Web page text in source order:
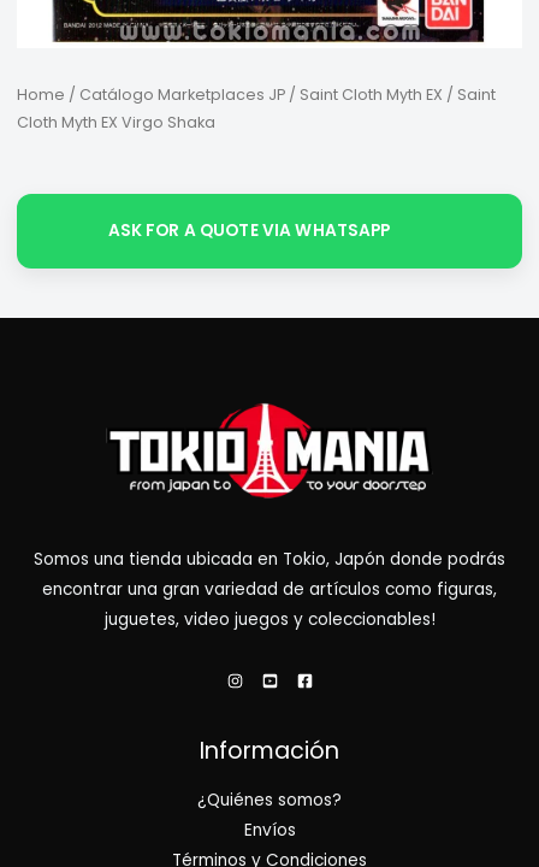
Home / Catálogo Marketplaces JP/ Saint Cloth Myth EX / Saint
Cloth Myth EX Virgo Shaka
ASK FOR A QUOTE VIA WHATSAPP
Somos una tienda ubicada en Tokio, Japón donde podrás
encontrar una gran variedad de artículos como figuras,
juguetes, video juegos y coleccionables!
Información
¿Quiénes somos?
Envíos
Términos y Condiciones